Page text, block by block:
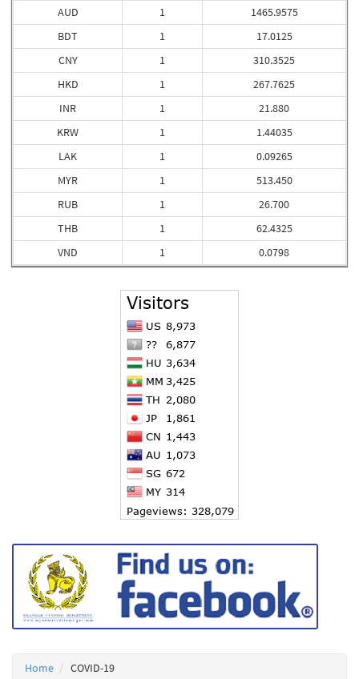
AUD
BDT
CNY
HKD
INR
KRW
LAK
MYR
RUB
THB
VND
1
1
1
1
1
1
1
1
1
1
1
1465.9575
17.0125
310.3525
267.7625
21.880
1.44035
0.09265
513.450
26.700
62.4325
0.0798
Home COVID-19